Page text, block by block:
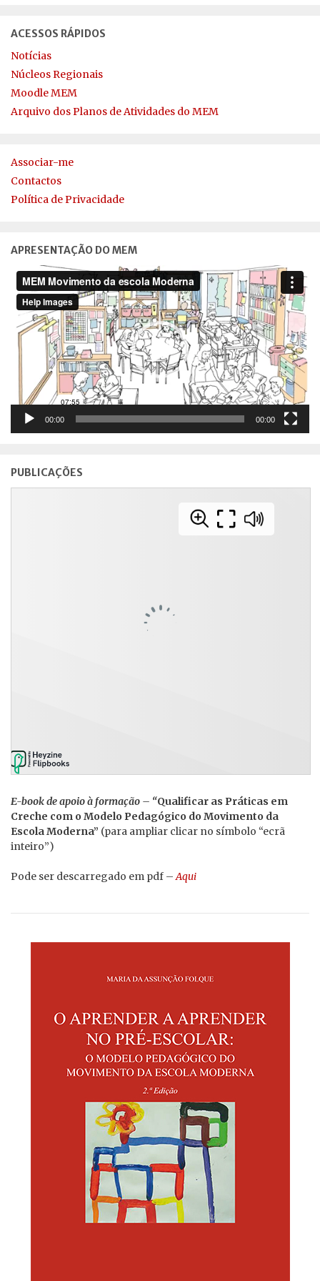
ACESSOS RÁPIDOS
Notícias
Núcleos Regionais
Moodle MEM
Arquivo dos Planos de Atividades do MEM
Associar-me
Contactos
Política de Privacidade
APRESENTAÇÃO DO MEM
Reprodutor
de
vídeo
00:00 00:00
PUBLICAÇÕES
E-book de apoio à formação – “Qualificar as Práticas em
Creche com o Modelo Pedagógico do Movimento da
Escola Moderna” (para ampliar clicar no símbolo “ecrã
inteiro”)
Pode ser descarregado em pdf –Aqui